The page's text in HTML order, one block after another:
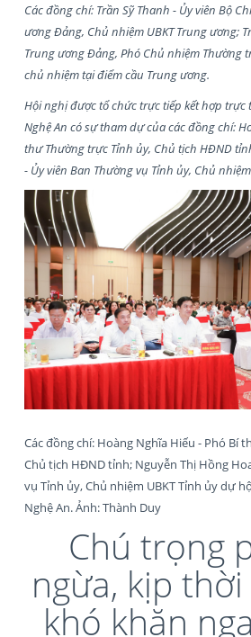
Các đồng chí: Trần Sỹ Thanh - Ủy viên Bộ
ương Đảng, Chủ nhiệm UBKT Trung ương;
Trung ương Đảng, Phó Chủ nhiệm Thường
chủ nhiệm tại điểm cầu Trung ương.
Hội nghị được tổ chức trực tiếp kết hợp trực
Nghệ An có sự tham dự của các đồng chí:
thư Thường trực Tỉnh ủy, Chủ tịch HĐND
- Ủy viên Ban Thường vụ Tỉnh ủy, Chủ
Các đồng chí: Hoàng Nghĩa Hiếu - Phó Bí
Chủ tịch HĐND tỉnh; Nguyễn Thị Hồng
vụ Tỉnh ủy, Chủ nhiệm UBKT Tỉnh ủy dự
Nghệ An. Ảnh: Thành Duy
Chú trọng
ngừa, kịp
khó khăn